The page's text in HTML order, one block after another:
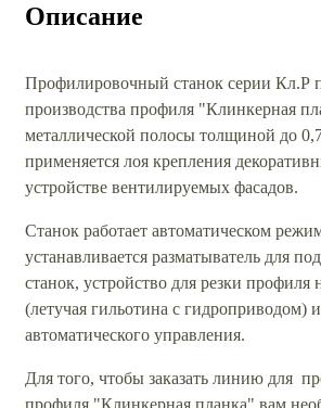
Описание
Профилировочный станок серии Кл.Р
производства профиля "Клинкерная
металлической полосы толщиной до
применяется лоя крепления
устройстве вентилируемых фасадов.
Станок работает автоматическом
устанавливается разматыватель для
станок, устройство для резки
(летучая гильотина с гидроприводом)
автоматического управления.
Для того, чтобы заказать линию для
профиля "Клинкерная планка" вам